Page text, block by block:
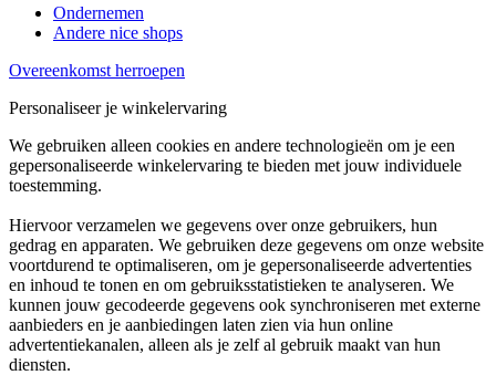
Ondernemen
Andere nice shops
Overeenkomst herroepen
Personaliseer je winkelervaring
We gebruiken alleen cookies en andere technologieën om je een
gepersonaliseerde winkelervaring te bieden met jouw individuele
toestemming.
Hiervoor verzamelen we gegevens over onze gebruikers, hun
gedrag en apparaten. We gebruiken deze gegevens om onze website
voortdurend te optimaliseren, om je gepersonaliseerde advertenties
en inhoud te tonen en om gebruiksstatistieken te analyseren. We
kunnen jouw gecodeerde gegevens ook synchroniseren met externe
aanbieders en je aanbiedingen laten zien via hun online
advertentiekanalen, alleen als je zelf al gebruik maakt van hun
diensten.